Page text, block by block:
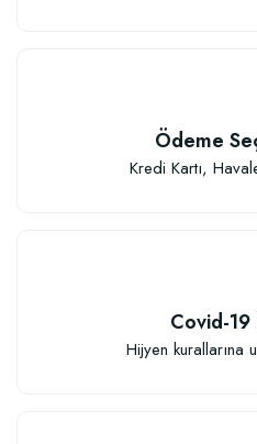
Sepete Ekle
Ödeme
Kredi Kartı,
Covid-
Hijyen kurallarına